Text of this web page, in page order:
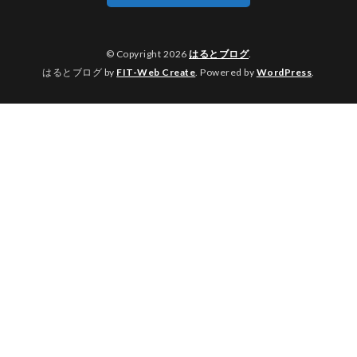
© Copyright 2026 はるとブログ.
はるとブログ by FIT-Web Create . Powered by WordPress